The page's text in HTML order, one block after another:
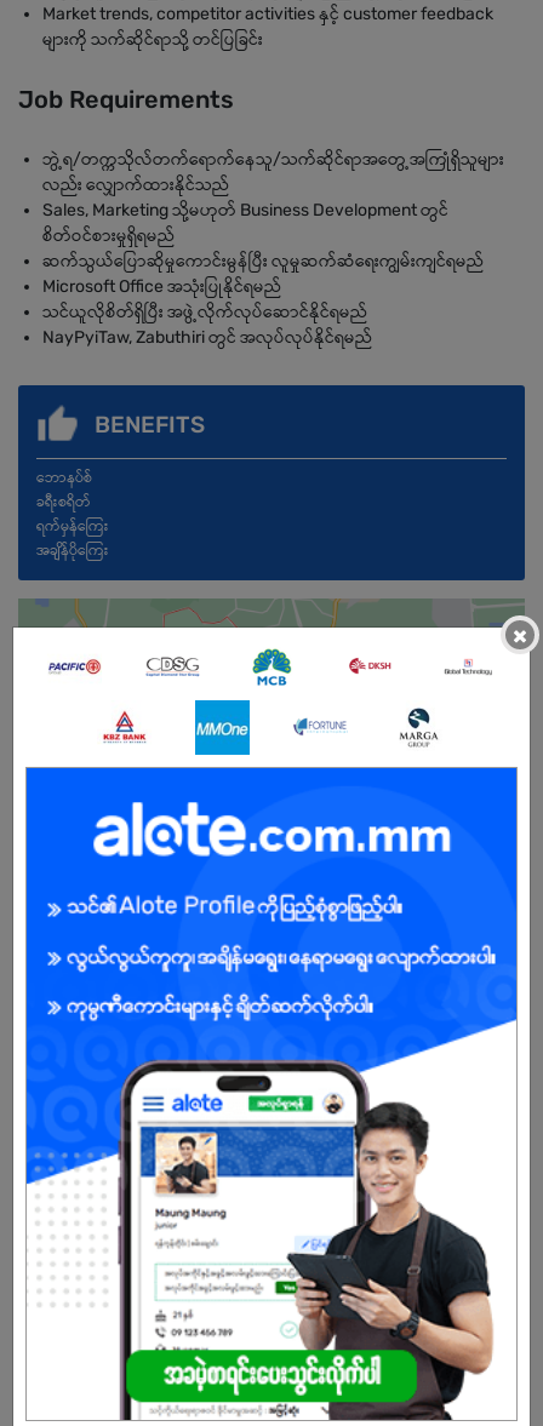
Market trends, competitor activities နှင့် customer feedback
များကို သက်ဆိုင်ရာသို့ တင်ပြခြင်း
Job Requirements
ဘွဲ့ရ/တက္ကသိုလ်တက်ရောက်နေသူ/သက်ဆိုင်ရာအတွေ့အကြုံရှိသူများ
လည်း လျှောက်ထားနိုင်သည်
Sales, Marketing သို့မဟုတ် Business Development တွင်
စိတ်ဝင်စားမှုရှိရမည်
ဆက်သွယ်ပြောဆိုမှုကောင်းမွန်ပြီး လူမှုဆက်ဆံရေးကျွမ်းကျင်ရမည်
Microsoft Office အသုံးပြုနိုင်ရမည်
သင်ယူလိုစိတ်ရှိပြီး အဖွဲ့လိုက်လုပ်ဆောင်နိုင်ရမည်
NayPyiTaw, Zabuthiri တွင် အလုပ်လုပ်နိုင်ရမည်
BENEFITS
ဘောနပ်စ်
ခရီးစရိတ်
ရက်မှန်ကြေး
အချိန်ပိုကြေး
Open To : Male/Female
About Our Company
GlobalNet (Global Technology Company) - As a market leader in
Myanmar, our suite of ICT Solutions is backed up by an extensive
data network and infrastructure that spans across key business
cities and markets in the region. We also have 11 offices in over 4
countries worldwide. GlobalNet provides companies and
governments with comprehensive and integrated ICT solutions
that cover mobile, voice, and data infrastructure, managed
services, cloud computing, IT services Software-defined
Networks, Software-Defined Data Centre, IT services, and
professional consulting. Enterprises can enjoy working with us to
optimize, scale, manage, and plan for their next-generation
business network combined with our strong source of technical
support and hassle-free services experience.
Internet & Domestic Connectivity Services
- Reliable and secure connectivity solutions to drive your
business forward.
×